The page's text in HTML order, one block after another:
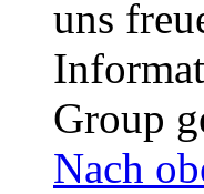
uns
Group
Nach